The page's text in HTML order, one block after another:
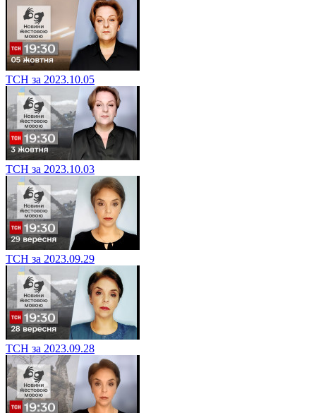
ТСН за 2023.10.05
ТСН за 2023.10.03
ТСН за 2023.09.29
ТСН за 2023.09.28